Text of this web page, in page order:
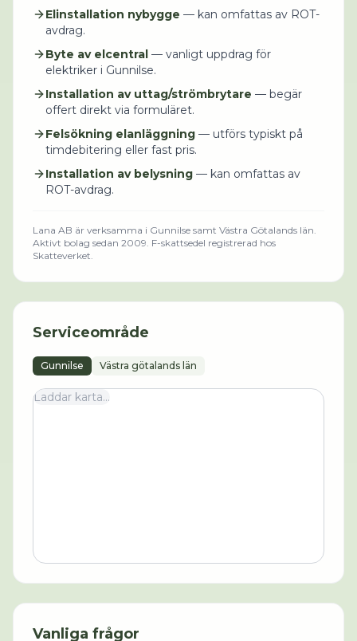
Elinstallation nybygge — kan omfattas av ROT-
avdrag.
Byte av elcentral — vanligt uppdrag för
elektriker i Gunnilse.
Installation av uttag/strömbrytare — begär
offert direkt via formuläret.
Felsökning elanläggning — utförs typiskt på
timdebitering eller fast pris.
Installation av belysning — kan omfattas av
ROT-avdrag.
Lana AB är verksamma i Gunnilse samt Västra Götalands län.
Aktivt bolag sedan 2009. F-skattsedel registrerad hos
Skatteverket.
Serviceområde
Gunnilse Västra götalands län
Laddar karta...
Vanliga frågor